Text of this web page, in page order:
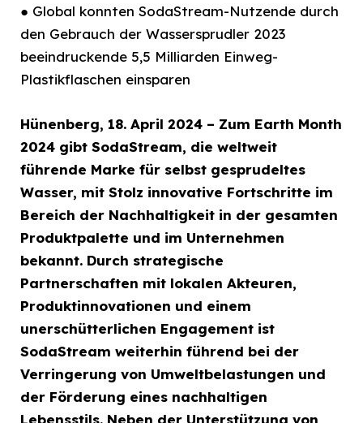
● Global konnten SodaStream-Nutzende durch
den Gebrauch der Wassersprudler 2023
beeindruckende 5,5 Milliarden Einweg-
Plastikflaschen einsparen
Hünenberg, 18. April 2024 – Zum Earth Month
2024 gibt SodaStream, die weltweit
führende Marke für selbst gesprudeltes
Wasser, mit Stolz innovative Fortschritte im
Bereich der Nachhaltigkeit in der gesamten
Produktpalette und im Unternehmen
bekannt. Durch strategische
Partnerschaften mit lokalen Akteuren,
Produktinnovationen und einem
unerschütterlichen Engagement ist
SodaStream weiterhin führend bei der
Verringerung von Umweltbelastungen und
der Förderung eines nachhaltigen
Lebensstils. Neben der Unterstützung von